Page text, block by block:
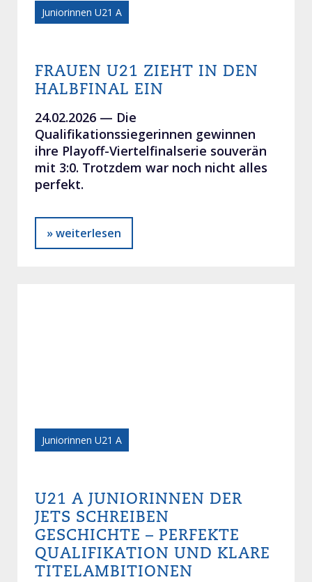
Juniorinnen U21 A
FRAUEN U21 ZIEHT IN DEN
HALBFINAL EIN
24.02.2026 — Die
Qualifikationssiegerinnen gewinnen
ihre Playoff-Viertelfinalserie souverän
mit 3:0. Trotzdem war noch nicht alles
perfekt.
» weiterlesen
Juniorinnen U21 A
U21 A JUNIORINNEN DER
JETS SCHREIBEN
GESCHICHTE – PERFEKTE
QUALIFIKATION UND KLARE
TITELAMBITIONEN